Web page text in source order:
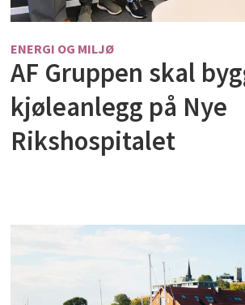
ENERGI OG MILJØ
AF Gruppen skal
kjøleanlegg på Nye
Rikshospitalet